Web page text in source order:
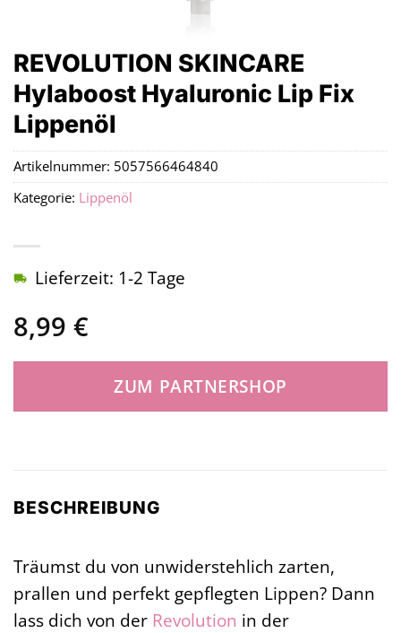
REVOLUTION SKINCARE
Hylaboost Hyaluronic Lip Fix
Lippenöl
8,99 €
Lieferzeit: 1-2 Tage
ZUM PARTNERSHOP
Artikelnummer: 5057566464840
Kategorie: Lippenöl
BESCHREIBUNG
Träumst du von unwiderstehlich zarten,
prallen und perfekt gepflegten Lippen? Dann
lass dich von der Revolution in der